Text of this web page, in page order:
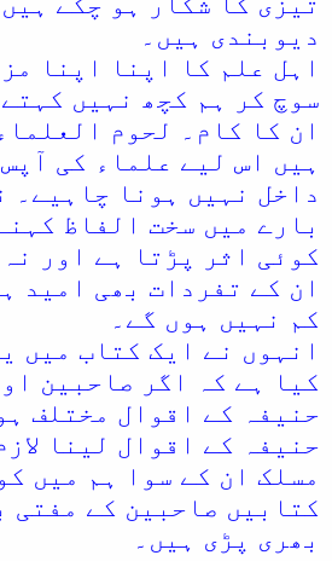
کیا انہوں نے اس میں
اور زندیق ہونے کی کوئی
دی ہے
ہو سکتا ہے اس میں آدیو
ذاکر نائیک حفظہ اللہ
زندیق ہونے کے ٹھوس
گئے ہوں مگر مفتی صاحب
درست کر سکتے ہیں
مجھے تو مندرجہ ذیل
جسکو کوئی بھی صاحب عدل
کا نام نہیں دے سکتا
1۔چونکہ سائل نے ان سے
عالم کے درست ہونے کا
صرف ڈاکٹر ذاکر صاحب کے
ہے اسکا مطلب ہے کہ ان
شکوک و شبہات ضرور ہیں
میرے خیال میں یہ دلیل
خلاف تھی اور ڈاکٹر
کے بارے تھی کیونکہ
تھا (تبھی تو اسکو کہا
دیوبندی ہیں۔
اہل علم کا اپنا اپنا
سوچ کر ہم کچھ نہیں
ان کا کام۔ لحوم
ہیں اس لیے علماء کی
داخل نہیں ہونا چاہیے۔
بارے میں سخت الفاظ
کوئی اثر پڑتا ہے اور
ان کے تفردات بھی امید
کم نہیں ہوں گے۔
انہوں نے ایک کتاب میں
کیا ہے کہ اگر صاحبین
حنیفہ کے اقوال مختلف
حنیفہ کے اقوال لینا
مسلک ان کے سوا ہم میں
کتابیں صاحبین کے مفتی
بھری پڑی ہیں۔